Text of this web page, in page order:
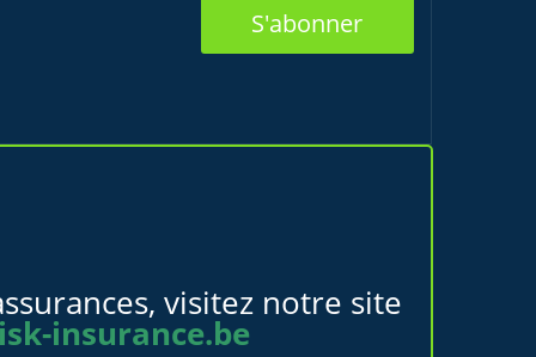
S'abonner
visitez notre site
insurance.be